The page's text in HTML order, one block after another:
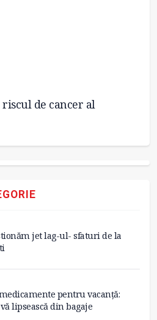
riscul de cancer al
jet lag-ul- sfaturi de la
pentru vacanță:
lipsească din bagaje